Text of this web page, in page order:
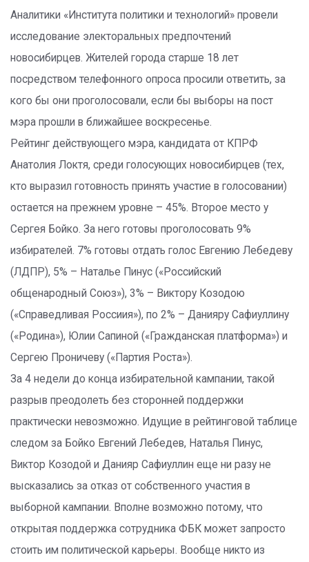
Аналитики «Института политики и технологий» провели
исследование электоральных предпочтений
новосибирцев. Жителей города старше 18 лет
посредством телефонного опроса просили ответить, за
кого бы они проголосовали, если бы выборы на пост
мэра прошли в ближайшее воскресенье.
Рейтинг действующего мэра, кандидата от КПРФ
Анатолия Локтя, среди голосующих новосибирцев (тех,
кто выразил готовность принять участие в голосовании)
остается на прежнем уровне – 45%. Второе место у
Сергея Бойко. За него готовы проголосовать 9%
избирателей. 7% готовы отдать голос Евгению Лебедеву
(ЛДПР), 5% – Наталье Пинус («Российский
общенародный Союз»), 3% – Виктору Козодою
(«Справедливая Россиия»), по 2% – Данияру Сафиуллину
(«Родина»), Юлии Сапиной («Гражданская платформа») и
Сергею Проничеву («Партия Роста»).
За 4 недели до конца избирательной кампании, такой
разрыв преодолеть без сторонней поддержки
практически невозможно. Идущие в рейтинговой таблице
следом за Бойко Евгений Лебедев, Наталья Пинус,
Виктор Козодой и Данияр Сафиуллин еще ни разу не
высказались за отказ от собственного участия в
выборной кампании. Вполне возможно потому, что
открытая поддержка сотрудника ФБК может запросто
стоить им политической карьеры. Вообще никто из